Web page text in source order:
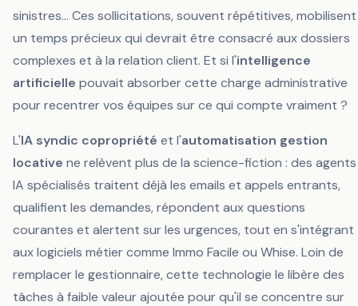
sinistres... Ces sollicitations, souvent répétitives, mobilisent
un temps précieux qui devrait être consacré aux dossiers
complexes et à la relation client. Et si l'intelligence
artificielle pouvait absorber cette charge administrative
pour recentrer vos équipes sur ce qui compte vraiment ?
L'IA syndic copropriété et l'automatisation gestion
locative ne relèvent plus de la science-fiction : des agents
IA spécialisés traitent déjà les emails et appels entrants,
qualifient les demandes, répondent aux questions
courantes et alertent sur les urgences, tout en s'intégrant
aux logiciels métier comme Immo Facile ou Whise. Loin de
remplacer le gestionnaire, cette technologie le libère des
tâches à faible valeur ajoutée pour qu'il se concentre sur